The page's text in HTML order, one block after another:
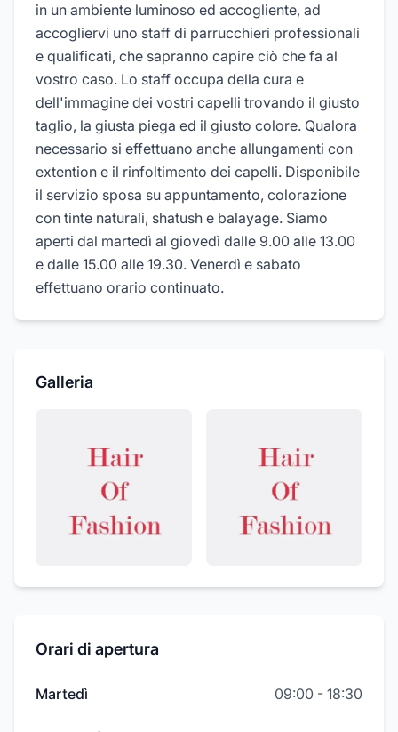
in un ambiente luminoso ed accogliente, ad
accogliervi uno staff di parrucchieri professionali
e qualificati, che sapranno capire ciò che fa al
vostro caso. Lo staff occupa della cura e
dell'immagine dei vostri capelli trovando il giusto
taglio, la giusta piega ed il giusto colore. Qualora
necessario si effettuano anche allungamenti con
extention e il rinfoltimento dei capelli. Disponibile
il servizio sposa su appuntamento, colorazione
con tinte naturali, shatush e balayage. Siamo
aperti dal martedì al giovedì dalle 9.00 alle 13.00
e dalle 15.00 alle 19.30. Venerdì e sabato
effettuano orario continuato.
Galleria
Orari di apertura
Martedì 09:00 - 18:30